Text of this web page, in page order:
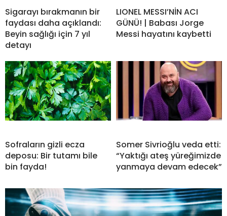
Sigarayı bırakmanın bir
faydası daha açıklandı:
Beyin sağlığı için 7 yıl
detayı
LIONEL MESSI’NİN ACI
GÜNÜ! | Babası Jorge
Messi hayatını kaybetti
Sofraların gizli ecza
deposu: Bir tutamı bile
bin fayda!
Somer Sivrioğlu veda etti:
“Yaktığı ateş yüreğimizde
yanmaya devam edecek”